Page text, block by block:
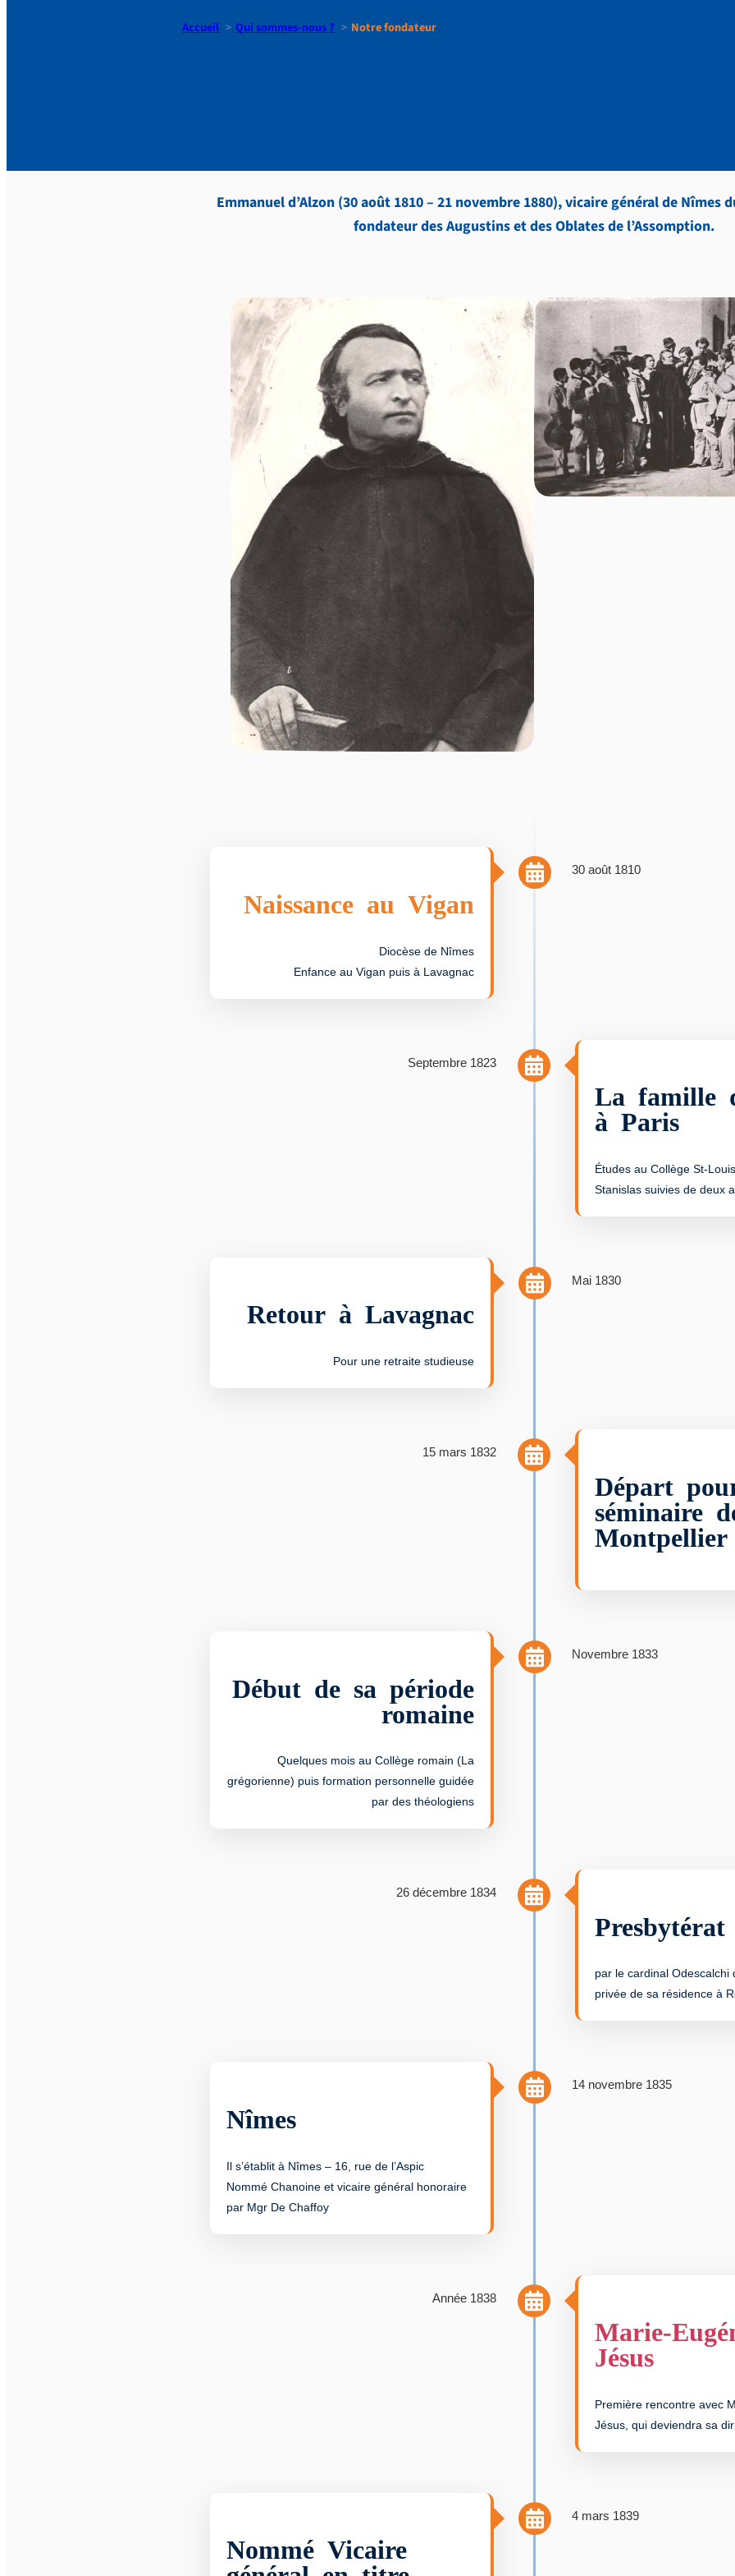
Accueil Qui sommes-nous ? Notre fondateur
Emmanuel d’Alzon (30 août 1810 – 21 novembre 1880), vicaire général de Nîmes
fondateur des Augustins et des Oblates de l’Assomption.
30 août 1810
Naissance au Vigan
Diocèse de Nîmes
Enfance au Vigan puis à Lavagnac
Septembre 1823
La famille
à Paris
Études au Collège St-
Stanislas suivies de deux
Mai 1830
Retour à Lavagnac
Pour une retraite studieuse
15 mars 1832
Départ
séminaire
Montpellier
Novembre 1833
Début de sa période
romaine
Quelques mois au Collège romain (La
grégorienne) puis formation personnelle guidée
par des théologiens
26 décembre 1834
Presbytérat
par le cardinal Odescalchi
privée de sa résidence à
14 novembre 1835
Nîmes
Il s’établit à Nîmes – 16, rue de l’Aspic
Nommé Chanoine et vicaire général honoraire
par Mgr De Chaffoy
Année 1838
Marie-
Jésus
Première rencontre avec
Jésus, qui deviendra sa
4 mars 1839
Nommé Vicaire